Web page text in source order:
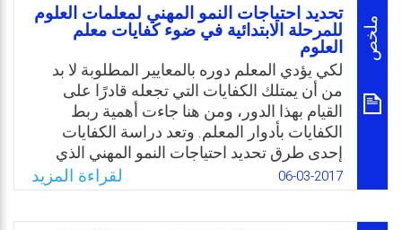
ملخص
تحديد احتياجات النمو المهني لمعلمات العلوم
للمرحلة الابتدائية في ضوء كفايات معلم
العلوم
لكي يؤدي المعلم دوره بالمعايير المطلوبة لا بد
من أن يمتلك الكفايات التي تجعله قادرًا على
القيام بهذا الدور، ومن هنا جاءت أهمية ربط
الكفايات بأدوار المعلم. وتعد دراسة الكفايات
إحدى طرق تحديد احتياجات النمو المهني الذي
يندرج تحت مدخل تحليل المهَمّة؛ حيث يدرس
المهمة، وأهم المواصفات التي يجب توافرها
فيمن يقوم بها من مهارات، وقدرات، ومؤهلات.
06-03-2017 لقراءة المزيد